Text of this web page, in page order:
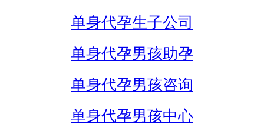
单身代孕生子公司
单身代孕男孩助孕
单身代孕男孩咨询
单身代孕男孩中心